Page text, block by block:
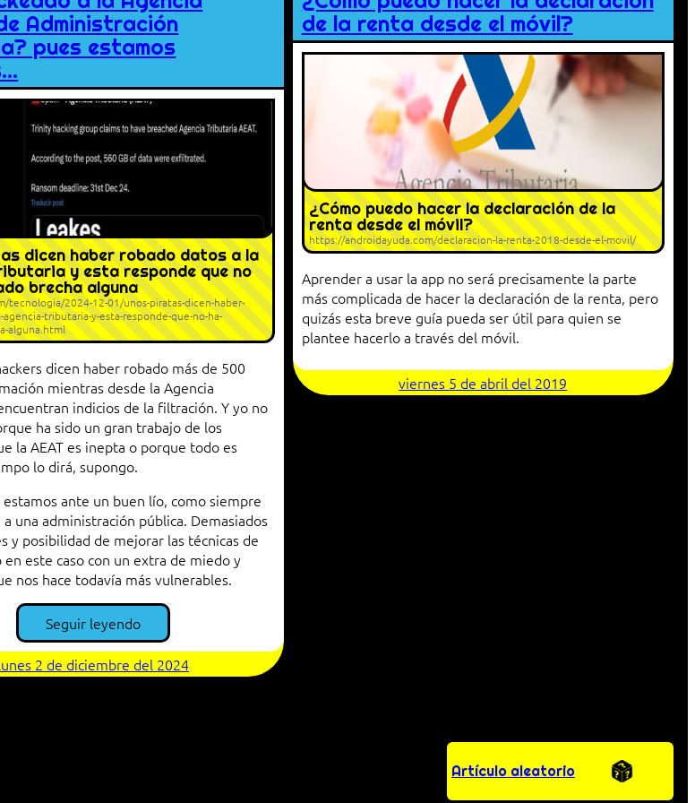
Administración
pues estamos
dicen haber robado datos a la
y esta responde que no
brecha alguna
tecnologia/2024-12-01/unos-piratas-dicen-haber-
agencia-tributaria-y-esta-responde-que-no-ha-
alguna.html
dicen haber robado más de 500
mientras desde la Agencia
indicios de la filtración. Y yo no
ha sido un gran trabajo de los
la AEAT es inepta o porque todo es
lo dirá, supongo.
ante un buen lío, como siempre
a una administración pública. Demasiados
y posibilidad de mejorar las técnicas de
este caso con un extra de miedo y
nos hace todavía más vulnerables.
Seguir leyendo
2 de diciembre del 2024
de la renta desde el móvil?
¿Cómo puedo hacer la declaración de la
renta desde el móvil?
https://androidayuda.com/declaracion-la-renta-2018-desde-el-movil/
Aprender a usar la app no será precisamente la parte
más complicada de hacer la declaración de la renta, pero
quizás esta breve guía pueda ser útil para quien se
plantee hacerlo a través del móvil.
viernes 5 de abril del 2019
Artículo aleatorio